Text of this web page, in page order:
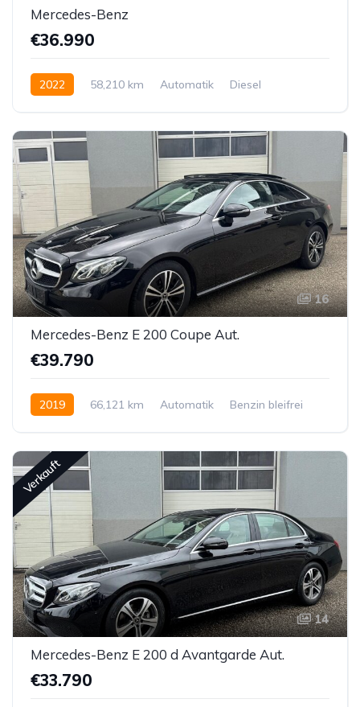
Mercedes-Benz
€36.990
2022 58,210 km Automatik
Diesel
16
Mercedes-Benz E 200 Coupe Aut.
€39.790
2019 66,121 km Automatik
Benzin bleifrei
Verkauft
14
Mercedes-Benz E 200 d Avantgarde Aut.
€33.790